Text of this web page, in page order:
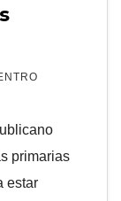
primarias
estar